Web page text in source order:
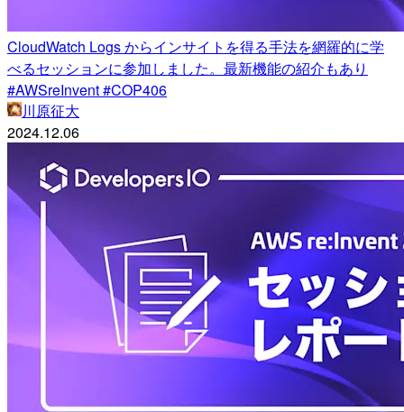
CloudWatch Logs からインサイトを得る手法を網羅的に学
べるセッションに参加しました。最新機能の紹介もあり
#AWSreInvent #COP406
川原征大
2024.12.06